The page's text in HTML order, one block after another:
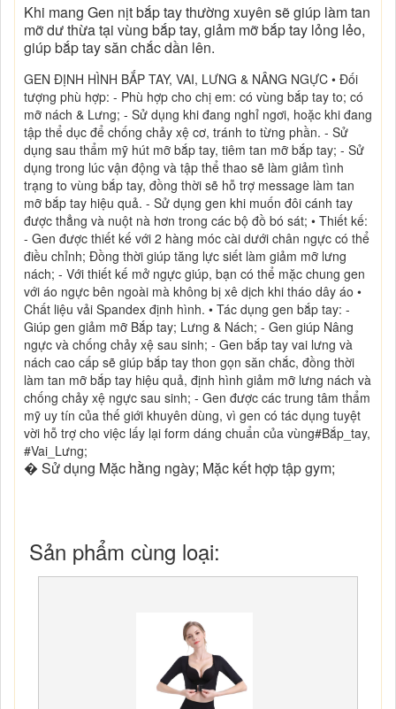
Khi mang Gen nịt bắp tay thường xuyên sẽ giúp làm tan
mỡ dư thừa tại vùng bắp tay, giảm mỡ bắp tay lỏng lẻo,
giúp bắp tay săn chắc dần lên.
GEN ĐỊNH HÌNH BẮP TAY, VAI, LƯNG & NÂNG NGỰC • Đối
tượng phù hợp: - Phù hợp cho chị em: có vùng bắp tay to; có
mỡ nách & Lưng; - Sử dụng khi đang nghỉ ngơi, hoặc khi đang
tập thể dục để chống chảy xệ cơ, tránh to từng phần. - Sử
dụng sau thẩm mỹ hút mỡ bắp tay, tiêm tan mỡ bắp tay; - Sử
dụng trong lúc vận động và tập thể thao sẽ làm giảm tình
trạng to vùng bắp tay, đồng thời sẽ hỗ trợ message làm tan
mỡ bắp tay hiệu quả. - Sử dụng gen khi muốn đôi cánh tay
được thẳng và nuột nà hơn trong các bộ đồ bó sát; • Thiết kế:
- Gen được thiết kế với 2 hàng móc cài dưới chân ngực có thể
điều chỉnh; Đồng thời giúp tăng lực siết làm giảm mỡ lưng
nách; - Với thiết kế mở ngực giúp, bạn có thể mặc chung gen
với áo ngực bên ngoài mà không bị xê dịch khi tháo dây áo •
Chất liệu vải Spandex định hình. • Tác dụng gen bắp tay: -
Giúp gen giảm mỡ Bắp tay; Lưng & Nách; - Gen giúp Nâng
ngực và chống chảy xệ sau sinh; - Gen bắp tay vai lưng và
nách cao cấp sẽ giúp bắp tay thon gọn săn chắc, đồng thời
làm tan mỡ bắp tay hiệu quả, định hình giảm mỡ lưng nách và
chống chảy xệ ngực sau sinh; - Gen được các trung tâm thẩm
mỹ uy tín của thế giới khuyên dùng, vì gen có tác dụng tuyệt
vời hỗ trợ cho việc lấy lại form dáng chuẩn của vùng#Bắp_tay,
#Vai_Lưng;
� Sử dụng Mặc hằng ngày; Mặc kết hợp tập gym;
Sản phẩm cùng loại: